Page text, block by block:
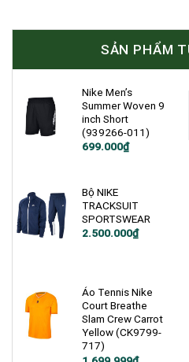
SẢN PHẨM
Nike Men’s
Summer Woven 9
inch Short
(939266-011)
Giá
699.000₫
Giá
699.000₫.
Bộ NIKE
TRACKSUIT
SPORTSWEAR
2.500.000₫
Áo Tennis Nike
Court Breathe
Slam Crew Carrot
Yellow (CK9799-
717)
Giá
Giá